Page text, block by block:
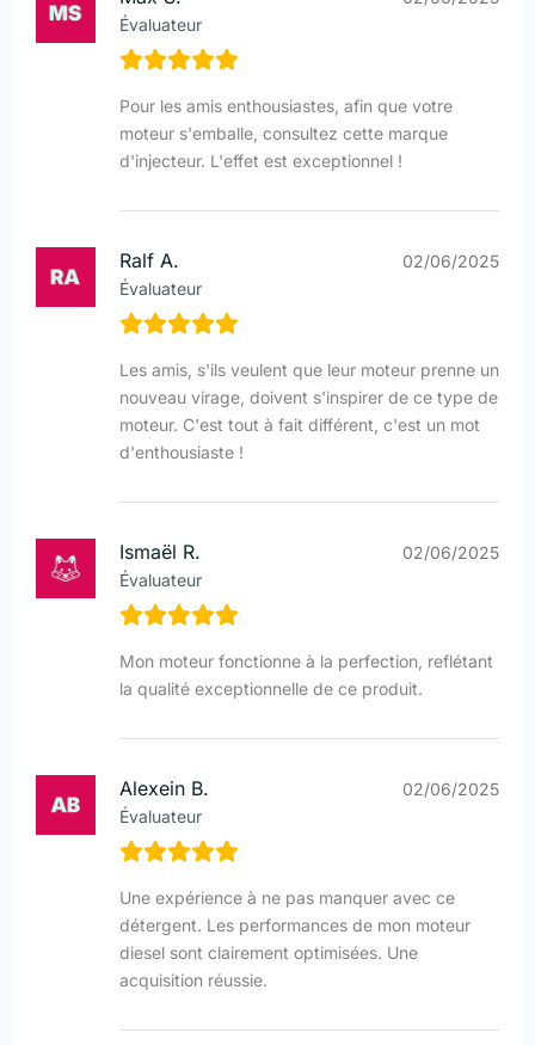
Évaluateur
Pour les amis enthousiastes, afin que votre
moteur s'emballe, consultez cette marque
d'injecteur. L'effet est exceptionnel !
Ralf A.
Évaluateur
02/06/2025
Les amis, s'ils veulent que leur moteur prenne un
nouveau virage, doivent s'inspirer de ce type de
moteur. C'est tout à fait différent, c'est un mot
d'enthousiaste !
Ismaël R.
Évaluateur
02/06/2025
Mon moteur fonctionne à la perfection, reflétant
la qualité exceptionnelle de ce produit.
Alexein B.
Évaluateur
02/06/2025
Une expérience à ne pas manquer avec ce
détergent. Les performances de mon moteur
diesel sont clairement optimisées. Une
acquisition réussie.